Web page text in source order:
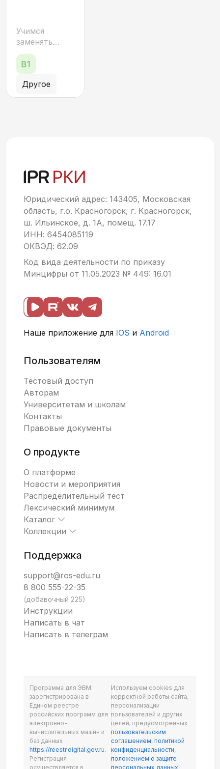
Готовит
или
готовится?
Пассив
Учимся
заменять
активные
конструкции
на пассивные,
повторяем
возвратные
Другое
Юридический адрес: 143405, Московская
область, г.о. Красногорск, г. Красногорск,
ш. Ильинское, д. 1А, помещ. 17.17
ИНН: 6454085119
ОКВЭД: 62.09
Код вида деятельности по приказу
Минцифры от 11.05.2023 № 449: 16.01
Наше приложение для IOS и Android
Пользователям
Тестовый доступ
Авторам
Университетам и школам
Контакты
Правовые документы
О продукте
О платформе
Новости и мероприятия
Распределительный тест
Лексический минимум
Каталог
Коллекции
Поддержка
support@ros-edu.ru
8 800 555-22-35
(добавочный 225)
Инструкции
Написать в чат
Написать в телеграм
Программа для ЭВМ
зарегистрирована в
Едином реестре
российских программ для
электронно-
вычислительных машин и
баз данных
https://reestr.digital.gov.ru.
Регистрация
осуществляется в
Используем cookies для
корректной работы сайта,
персонализации
пользователей и других
целей, предусмотренных
пользовательским
соглашением,политикой
конфиденциальности,
положением о защите
персональных данных.